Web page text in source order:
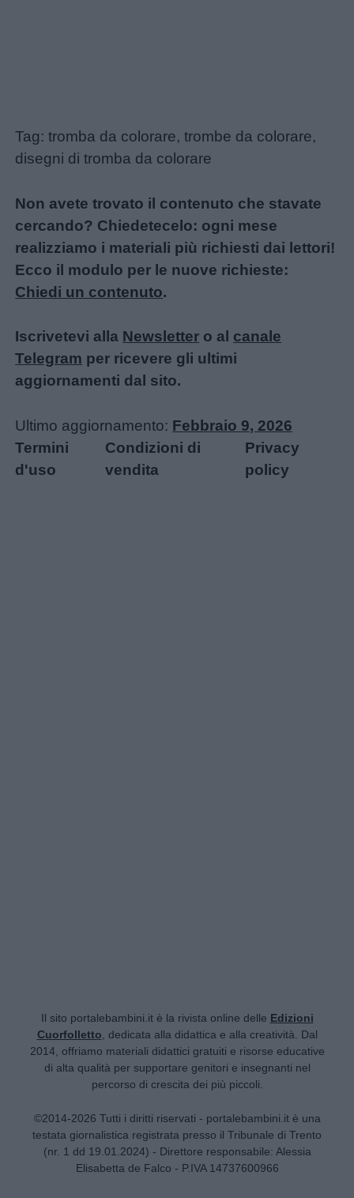
Tag: tromba da colorare, trombe da colorare,
disegni di tromba da colorare
Non avete trovato il contenuto che stavate
cercando? Chiedetecelo: ogni mese
realizziamo i materiali più richiesti dai lettori!
Ecco il modulo per le nuove richieste:
Chiedi un contenuto.
Iscrivetevi alla Newsletter o al canale
Telegram per ricevere gli ultimi
aggiornamenti dal sito.
Ultimo aggiornamento: Febbraio 9, 2026
Termini
d'uso
Condizioni di
vendita
Privacy
policy
Il sito portalebambini.it è la rivista online delle Edizioni
Cuorfolletto , dedicata alla didattica e alla creatività. Dal
2014, offriamo materiali didattici gratuiti e risorse educative
di alta qualità per supportare genitori e insegnanti nel
percorso di crescita dei più piccoli.
©2014-2026 Tutti i diritti riservati - portalebambini.it è una
testata giornalistica registrata presso il Tribunale di Trento
(nr. 1 dd 19.01.2024) - Direttore responsabile: Alessia
Elisabetta de Falco - P.IVA 14737600966